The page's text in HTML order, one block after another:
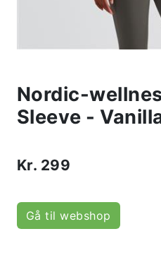
Nordic-
Sleeve -
Kr. 299
Gå til webshop